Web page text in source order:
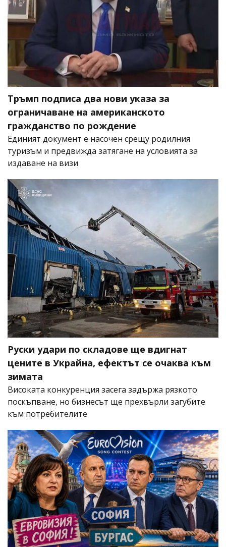
Тръмп подписа два нови указа за
ограничаване на американското
гражданство по рождение
Единият документ е насочен срещу родилния
туризъм и предвижда затягане на условията за
издаване на визи
Руски удари по складове ще вдигнат
цените в Украйна, ефектът се очаква към
зимата
Високата конкуренция засега задържа рязкото
поскъпване, но бизнесът ще прехвърли загубите
към потребителите